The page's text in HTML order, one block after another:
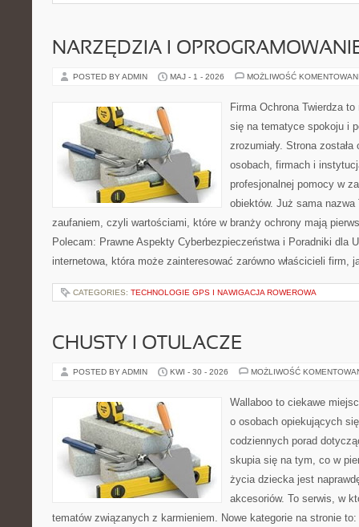
NARZĘDZIA I
POSTED BY ADMIN MAJ - 1 - 2026 MOŻLIWOŚĆ
Firma Ochrona Twierdza
się na tematyce spokoju i
zrozumiały. Strona
osobach, firmach i
profesjonalnej pomocy w
obiektów. Już sama
zaufaniem, czyli wartościami, które w branży ochrony mają
Polecam: Prawne Aspekty Cyberbezpieczeństwa i Poradniki dla
internetowa, która może zainteresować zarówno właścicieli firm,
CATEGORIES: TECHNOLOGIE GPS I NAWIGACJA ROWEROWA
CHUSTY I OTULACZE
POSTED BY ADMIN KWI - 30 - 2026 MOŻLIWOŚĆ
Wallaboo to ciekawe
o osobach opiekujących
codziennych porad
skupia się na tym, co w
życia dziecka jest
akcesoriów. To serwis, w
tematów związanych z karmieniem. Nowe kategorie na stronie